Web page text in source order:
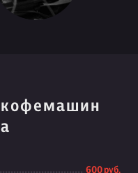
кофемашин
600 руб.